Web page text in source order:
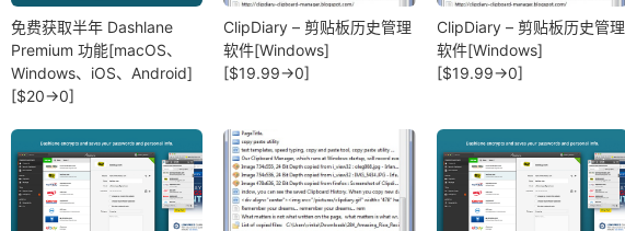
免费获取半年 Dashlane
Premium 功能[macOS、
Windows、iOS、Android]
[$20→0]
ClipDiary – 剪贴板历史管理
软件[Windows]
[$19.99→0]
ClipDiary – 剪贴板历史管理
软件[Windows]
[$19.99→0]